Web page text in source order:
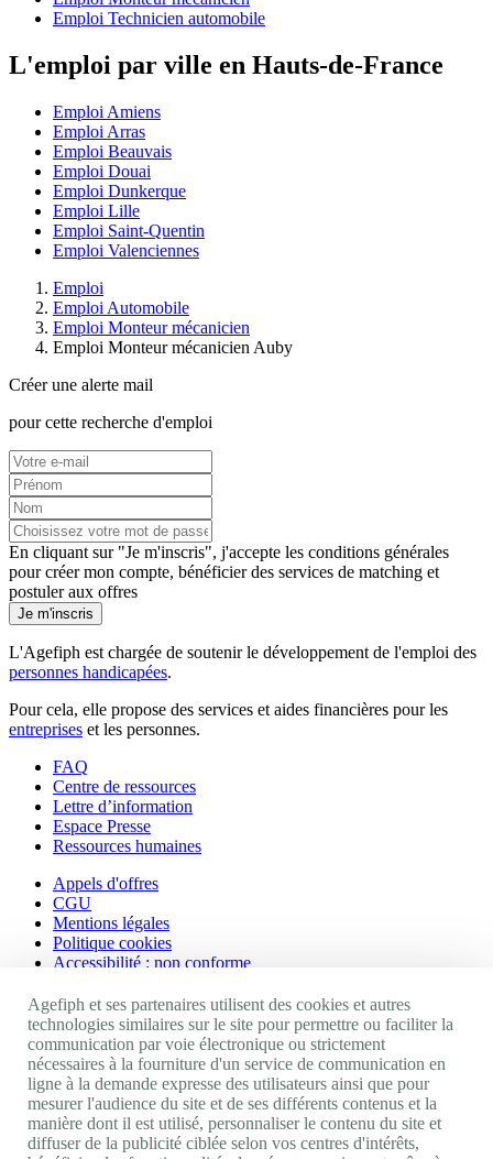
Emploi Technicien automobile
L'emploi par ville en Hauts-de-France
Emploi Amiens
Emploi Arras
Emploi Beauvais
Emploi Douai
Emploi Dunkerque
Emploi Lille
Emploi Saint-Quentin
Emploi Valenciennes
Emploi
Emploi Automobile
Emploi Monteur mécanicien
Emploi Monteur mécanicien Auby
Créer une alerte mail
pour cette recherche d'emploi
En cliquant sur "Je m'inscris", j'accepte les conditions générales
pour créer mon compte, bénéficier des services de matching et
postuler aux offres
Je m'inscris
L'Agefiph est chargée de soutenir le développement de l'emploi des
personnes handicapées.
Pour cela, elle propose des services et aides financières pour les
entreprises et les personnes.
FAQ
Centre de ressources
Lettre d’information
Espace Presse
Ressources humaines
Appels d'offres
CGU
Mentions légales
Politique cookies
Accessibilité : non conforme
Nos autres sites
Site portail Agefiph
Activateur de progrès
Handinnov
Innovation et recherche
Université du RRH
Service AppuiPro
Agefiph et ses partenaires utilisent des cookies et autres
technologies similaires sur le site pour permettre ou faciliter la
communication par voie électronique ou strictement
nécessaires à la fourniture d'un service de communication en
ligne à la demande expresse des utilisateurs ainsi que pour
mesurer l'audience du site et de ses différents contenus et la
manière dont il est utilisé, personnaliser le contenu du site et
diffuser de la publicité ciblée selon vos centres d'intérêts,